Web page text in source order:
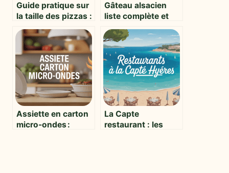
Guide pratique sur
la taille des pizzas :
conseils, formats
et astuces pour
bien choisir
Gâteau alsacien
liste complète et
inspiration
gourmande
Assiette en carton
micro-ondes :
La Capte
restaurant : les